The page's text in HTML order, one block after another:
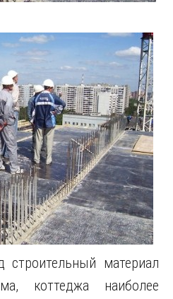
материал
коттеджа наиболее